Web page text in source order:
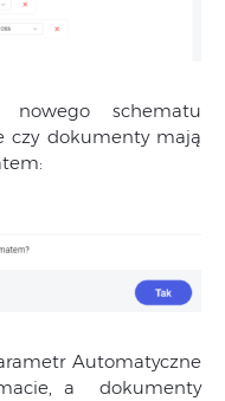
nowego schematu
czy dokumenty mają
Automatyczne
a dokumenty